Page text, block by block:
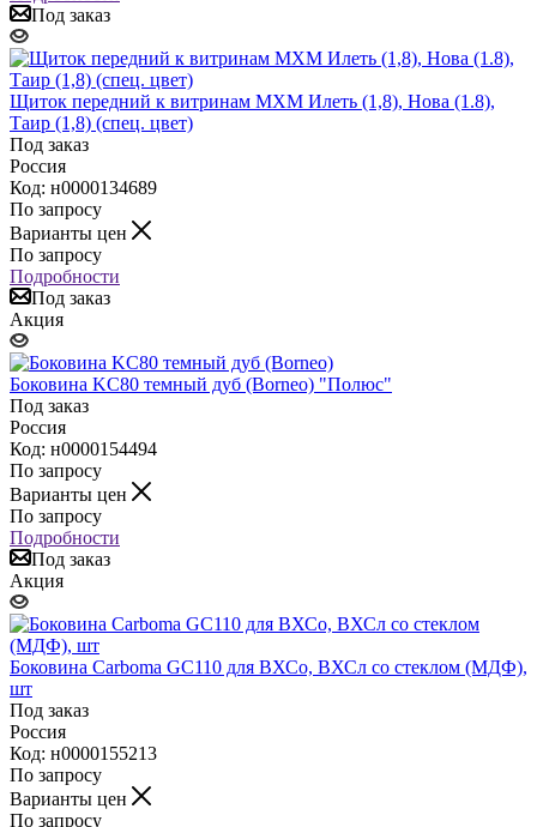
Под заказ
Щиток передний к витринам МХМ Илеть (1,8), Нова (1.8),
Таир (1,8) (спец. цвет)
Под заказ
Россия
Код: н0000134689
По запросу
Варианты цен
По запросу
Подробности
Под заказ
Акция
Боковина KC80 темный дуб (Borneo) "Полюс"
Под заказ
Россия
Код: н0000154494
По запросу
Варианты цен
По запросу
Подробности
Под заказ
Акция
Боковина Carboma GC110 для ВХСо, ВХСл со стеклом (МДФ),
шт
Под заказ
Россия
Код: н0000155213
По запросу
Варианты цен
По запросу